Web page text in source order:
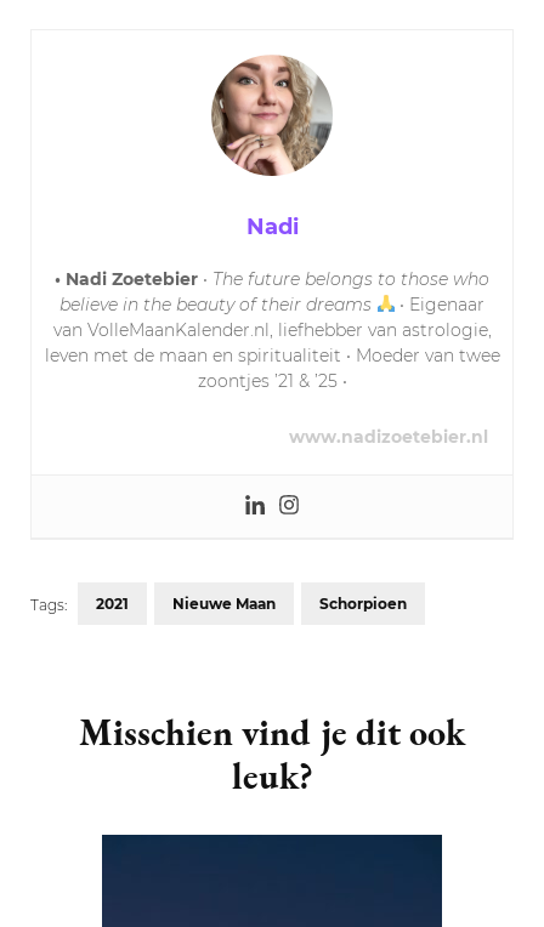
Nadi
• Nadi Zoetebier • The future belongs to those who
believe in the beauty of their dreams
• Eigenaar
van VolleMaanKalender.nl, liefhebber van astrologie,
leven met de maan en spiritualiteit • Moeder van twee
zoontjes ’21 & ’25 •
www.nadizoetebier.nl
Tags: 2021 Nieuwe Maan Schorpioen
Navigation
Misschien vind je dit ook
leuk?